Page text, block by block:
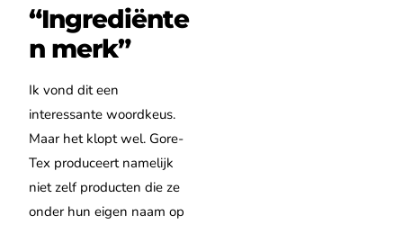
“Ingrediënte
n merk”
Ik vond dit een
interessante woordkeus.
Maar het klopt wel. Gore-
Tex produceert namelijk
niet zelf producten die ze
onder hun eigen naam op